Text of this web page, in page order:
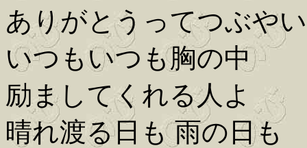
ありがとうってつぶや
いつもいつも胸の中
励ましてくれる人よ
晴れ渡る日も 雨の日も